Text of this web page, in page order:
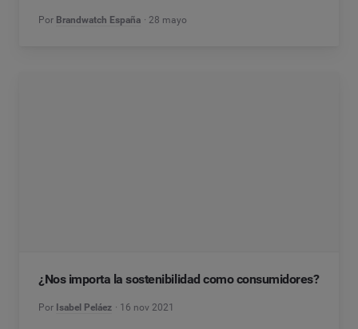
Por Brandwatch España 28 mayo
¿Nos importa la sostenibilidad como consumidores?
Por Isabel Peláez 16 nov 2021